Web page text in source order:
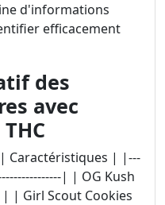
d'informations
efficacement
des
avec
| Caractéristiques | |---
| | OG Kush
| Girl Scout Cookies